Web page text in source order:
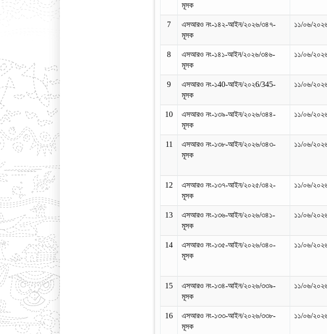
মূসক
7
এসআরও নং-১৪২-আইন/২০২৬/৩৪৭-
মূসক
১১/০৬/
8
এসআরও নং-১৪১-আইন/২০২৬/৩৪৬-
মূসক
১১/০৬/
9
এসআরও নং-১40-আইন/২০২6/345-
মূসক
১১/০৬/
10
এসআরও নং-১৩৯-আইন/২০২৬/৩৪৪-
মূসক
১১/০৬/
11
এসআরও নং-১৩৮-আইন/২০২৬/৩৪৩-
মূসক
১১/০৬/
12
এসআরও নং-১৩৭-আইন/২০২৫/৩৪২-
মূসক
১১/০৬/
13
এসআরও নং-১৩৬-আইন/২০২৬/৩৪১-
মূসক
১১/০৬/
14
এসআরও নং-১৩৫-আইন/২০২৬/৩৪০-
মূসক
১১/০৬/
15
এসআরও নং-১৩৪-আইন/২০২৬/৩৩৯-
মূসক
১১/০৬/
16
এসআরও নং-১৩৩-আইন/২০২৬/৩৩৮-
মূসক
১১/০৬/